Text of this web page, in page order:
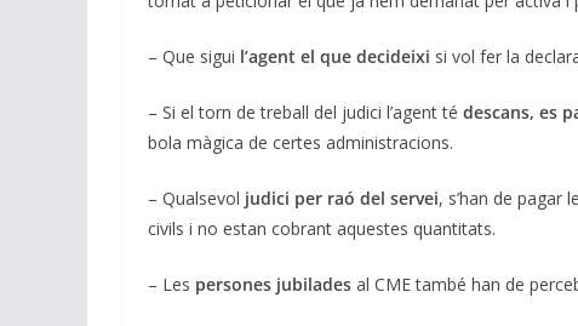
– Que sigui l’agent el que decideixi si vol fer la
– Si el torn de treball del judici l’agent té descans, es
bola màgica de certes administracions.
– Qualsevol judici per raó del servei, s’han de pagar
civils i no estan cobrant aquestes quantitats.
– Les persones jubilades al CME també han de